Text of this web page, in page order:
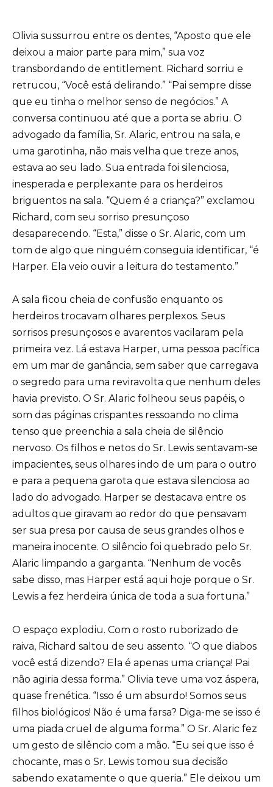
Olivia sussurrou entre os dentes, “Aposto que ele
deixou a maior parte para mim,” sua voz
transbordando de entitlement. Richard sorriu e
retrucou, “Você está delirando.” “Pai sempre disse
que eu tinha o melhor senso de negócios.” A
conversa continuou até que a porta se abriu. O
advogado da família, Sr. Alaric, entrou na sala, e
uma garotinha, não mais velha que treze anos,
estava ao seu lado. Sua entrada foi silenciosa,
inesperada e perplexante para os herdeiros
briguentos na sala. “Quem é a criança?” exclamou
Richard, com seu sorriso presunçoso
desaparecendo. “Esta,” disse o Sr. Alaric, com um
tom de algo que ninguém conseguia identificar, “é
Harper. Ela veio ouvir a leitura do testamento.”
A sala ficou cheia de confusão enquanto os
herdeiros trocavam olhares perplexos. Seus
sorrisos presunçosos e avarentos vacilaram pela
primeira vez. Lá estava Harper, uma pessoa pacífica
em um mar de ganância, sem saber que carregava
o segredo para uma reviravolta que nenhum deles
havia previsto. O Sr. Alaric folheou seus papéis, o
som das páginas crispantes ressoando no clima
tenso que preenchia a sala cheia de silêncio
nervoso. Os filhos e netos do Sr. Lewis sentavam-se
impacientes, seus olhares indo de um para o outro
e para a pequena garota que estava silenciosa ao
lado do advogado. Harper se destacava entre os
adultos que giravam ao redor do que pensavam
ser sua presa por causa de seus grandes olhos e
maneira inocente. O silêncio foi quebrado pelo Sr.
Alaric limpando a garganta. “Nenhum de vocês
sabe disso, mas Harper está aqui hoje porque o Sr.
Lewis a fez herdeira única de toda a sua fortuna.”
O espaço explodiu. Com o rosto ruborizado de
raiva, Richard saltou de seu assento. “O que diabos
você está dizendo? Ela é apenas uma criança! Pai
não agiria dessa forma.” Olivia teve uma voz áspera,
quase frenética. “Isso é um absurdo! Somos seus
filhos biológicos! Não é uma farsa? Diga-me se isso é
uma piada cruel de alguma forma.” O Sr. Alaric fez
um gesto de silêncio com a mão. “Eu sei que isso é
chocante, mas o Sr. Lewis tomou sua decisão
sabendo exatamente o que queria.” Ele deixou um